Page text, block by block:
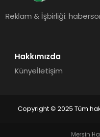
Reklam & İşbirliği:
Hakkımızda
Künyeİletişim
Copyright © 2025 Tüm
Mersin